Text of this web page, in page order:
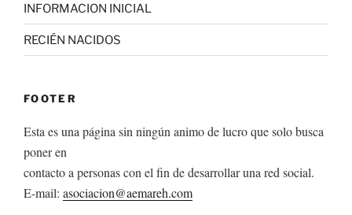
INFORMACION INICIAL
RECIÉN NACIDOS
FOOTER
Esta es una página sin ningún animo de lucro que solo busca
poner en
contacto a personas con el fin de desarrollar una red social.
E-mail: asociacion@aemareh.com